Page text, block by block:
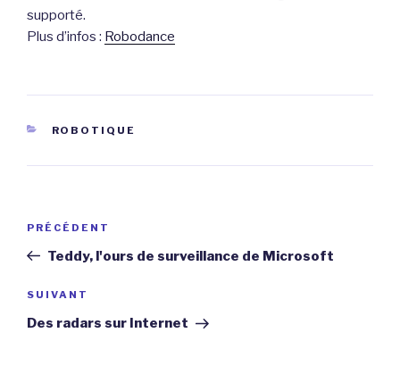
supporté.
Plus d’infos : Robodance
CATÉGORIES
ROBOTIQUE
Navigation
l’article
Article
précédent
PRÉCÉDENT
Teddy, l'ours de surveillance de Microsoft
Article
suivant
SUIVANT
Des radars sur Internet